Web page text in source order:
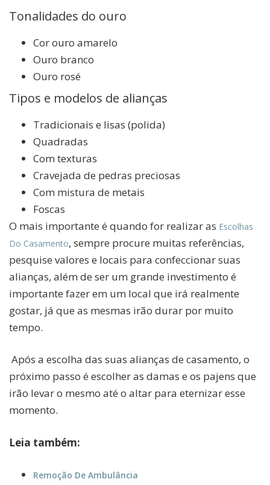
Tonalidades do ouro
Cor ouro amarelo
Ouro branco
Ouro rosé
Tipos e modelos de alianças
Tradicionais e lisas (polida)
Quadradas
Com texturas
Cravejada de pedras preciosas
Com mistura de metais
Foscas
O mais importante é quando for realizar as Escolhas
Do Casamento, sempre procure muitas referências,
pesquise valores e locais para confeccionar suas
alianças, além de ser um grande investimento é
importante fazer em um local que irá realmente
gostar, já que as mesmas irão durar por muito
tempo.
Após a escolha das suas alianças de casamento, o
próximo passo é escolher as damas e os pajens que
irão levar o mesmo até o altar para eternizar esse
momento.
Leia também:
Remoção De Ambulância